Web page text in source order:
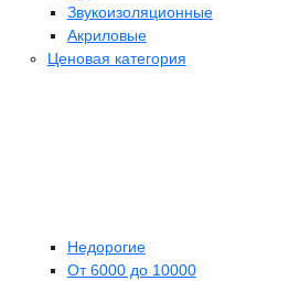
Звукоизоляционные
Акриловые
Ценовая категория
Недорогие
От 6000 до 10000